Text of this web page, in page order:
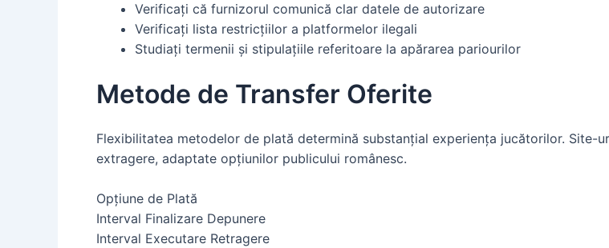
Verificați că furnizorul comunică clar datele de autorizare
Verificați lista restricțiilor a platformelor ilegali
Studiați termenii și stipulațiile referitoare la apărarea pariourilor
Metode de Transfer Oferite
Flexibilitatea metodelor de plată determină substanțial experiența jucătorilor. Site-
extragere, adaptate opțiunilor publicului românesc.
Opțiune de Plată
Interval Finalizare Depunere
Interval Executare Retragere